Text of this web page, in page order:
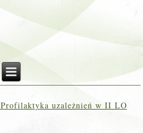
Profilaktyka uzależnień w II LO